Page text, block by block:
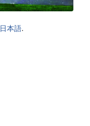
日本語.